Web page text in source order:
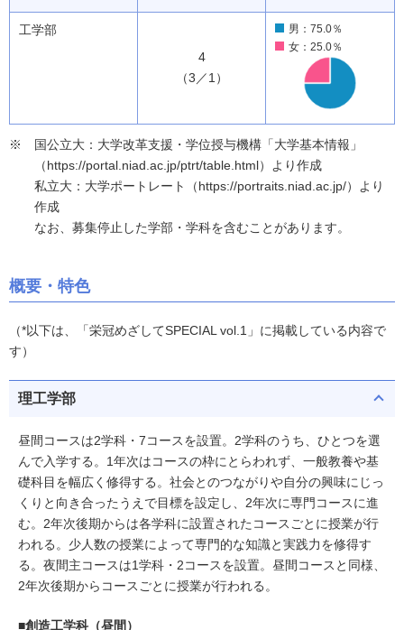
工学部
4
（3／1）
男：75.0％
女：25.0％
国公立大：大学改革支援・学位授与機構「大学基本情報」
（https://portal.niad.ac.jp/ptrt/table.html）より作成
私立大：大学ポートレート（https://portraits.niad.ac.jp/）より
作成
なお、募集停止した学部・学科を含むことがあります。
概要・特色
（*以下は、「栄冠めざしてSPECIAL vol.1」に掲載している内容で
す）
理工学部
昼間コースは2学科・7コースを設置。2学科のうち、ひとつを選
んで入学する。1年次はコースの枠にとらわれず、一般教養や基
礎科目を幅広く修得する。社会とのつながりや自分の興味にじっ
くりと向き合ったうえで目標を設定し、2年次に専門コースに進
む。2年次後期からは各学科に設置されたコースごとに授業が行
われる。少人数の授業によって専門的な知識と実践力を修得す
る。夜間主コースは1学科・2コースを設置。昼間コースと同様、
2年次後期からコースごとに授業が行われる。
■創造工学科（昼間）